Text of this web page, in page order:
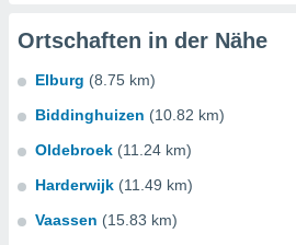
Ortschaften in der Nähe
Elburg (8.75 km)
Biddinghuizen (10.82 km)
Oldebroek (11.24 km)
Harderwijk (11.49 km)
Vaassen (15.83 km)